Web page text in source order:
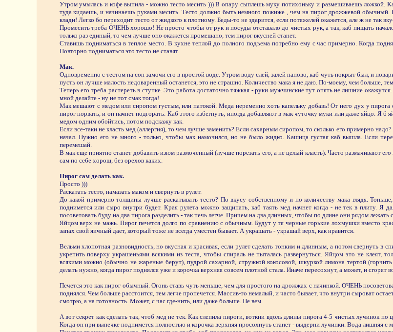
Утром умылась и кофе выпила - можно тесто месить ))) В опару сыплешь муку потихоньку и размешиваешь ложкой.
туда кидаешь, и начинаешь руками месить. Тесто должно быть немного пожиже , чем на пирог дрожжевой
клади! Легко бо переходит тесто от жидкого к плотному. Беды-то не здарится, если потяжелей окажется, але ж не так
Промесить треба ОЧЕНЬ хорошо! Не просто чтобы от рук и посуды отставало до чистых рук, а так, каб пищать
только раз единый, то чем лучше оно окажется промешано, тем пирог вкусней станет.
Ставишь подниматься в теплое место. В кухне теплой до полного подъема потребно ему с час примерно. Когда
Повторно подниматься это тесто не ставят.
Мак.
Одновременно с тестом на сон замочи его в простой воде. Утром воду слей, залей наново, каб чуть покрыт был, и
пусть он лучше малость недоваренный останется, это не страшно. Количество мака я не даю. По-моему, чем больше,
Теперь его треба растереть в ступке. Это работа достаточно тяжкая - руки мужчинские тут опять не лишние
мной делайте - ну не тот смак тогда!
Мак мешают с медом или сиропом густым, или патокой. Меда неременно хоть капельку добавь! От него дух у
пирог порвать, и он начнет подгорать. Каб этого избегнуть, иногда добавляют в мак чуточку муки или даже яйцо. Я
медом одним обойтись, потом подскажу как.
Если все-таки не класть мед (аллергия), то чем лучше заменить? Если сахарным сиропом, то сколько его примерно
начал. Нужно его не много - только, чтобы мак намочился, но не было жидко. Кашица густая каб вышла. Если
перемешай.
В мак еще приятно станет добавить изюм размоченный (лучше порезать его, а не целый класть). Часто размачивают
сам по себе хорош, без орехов каких.
Пирог сам делать как.
Просто )))
Раскатать тесто, намазать маком и свернуть в рулет.
До какой примерно толщины лучше раскатывать тесто? По вкусу собственному и по количеству мака глядя.
поднимется или сыро внутри будет. Края рулета можно защипать, каб таять мед начнет когда - не тек в плиту. Я
посоветовать буду на два пирога разделить - так печь легче. Причем на два длинных, чтобы по длине они рядом лежать
Яйцом верх не мажь. Пирог печется долго по сравнению с обычным. Будут у тя черные горькие лохмушки вместо
запах свой яичный дает, который тоже не всегда уместен бывает. А украшать - украшай верх, как нравится.
Вельми хлопотная разновидность, но вкусная и красивая, если рулет сделать тонким и длинным, а потом свернуть
укрепить поверху украшеньями всякими из теста, чтобы спираль не пыталась развернуться. Яйцом это не
всякими можно (обычно не жареные берут), пудрой сахарной, стружкой кокосовой, шкуркой лимона тертой
делать нужно, когда пирог поднялся уже и корочка верхняя совсем плотной стала. Иначе пересохнут, а может, и сгорят
Печется это как пирог обычный. Огонь ставь чуть меньше, чем для простого на дрожжах с начинкой. ОЧЕНЬ
поднялся. Чем больше расстоится, тем легче пропечется. Массив-то немалый, и часто бывает, что внутри сыроват
смотрю, а на готовность. Может, с час где-нить, или даже больше. Не вем.
А вот секрет как сделать так, чтоб мед не тек. Как слепила пироги, воткни вдоль длины пирога 4-5 чистых лучинок
Когда он при выпечке поднимется полностью и корочка верхняя просохнуть станет - выдерни лучинки. Вода лишняя с